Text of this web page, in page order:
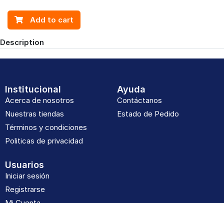
Add to cart
Description
Institucional
Acerca de nosotros
Nuestras tiendas
Términos y condiciones
Politicas de privacidad
Ayuda
Contáctanos
Estado de Pedido
Usuarios
Iniciar sesión
Registrarse